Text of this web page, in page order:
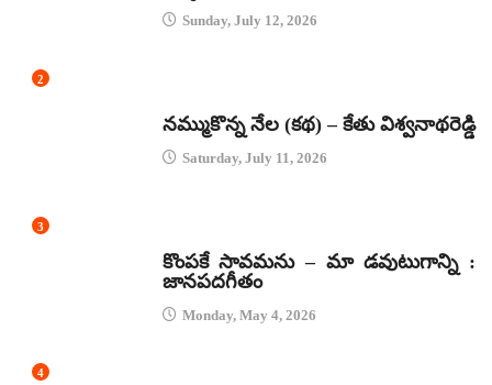
Sunday, July 12, 2026
2
నమ్ముకొన్న నేల (కథ) – కేతు విశ్వనాథరెడ్డి
Saturday, July 11, 2026
3
కొంపకే సావమను – మా డవుటుగాన్ని :
జానపదగీతం
Monday, May 4, 2026
4